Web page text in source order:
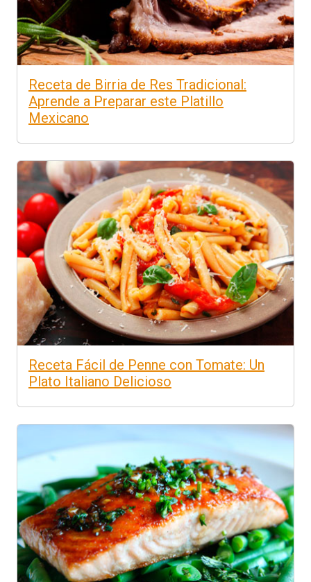
Receta de Birria de Res Tradicional:
Aprende a Preparar este Platillo
Mexicano
Receta Fácil de Penne con Tomate: Un
Plato Italiano Delicioso